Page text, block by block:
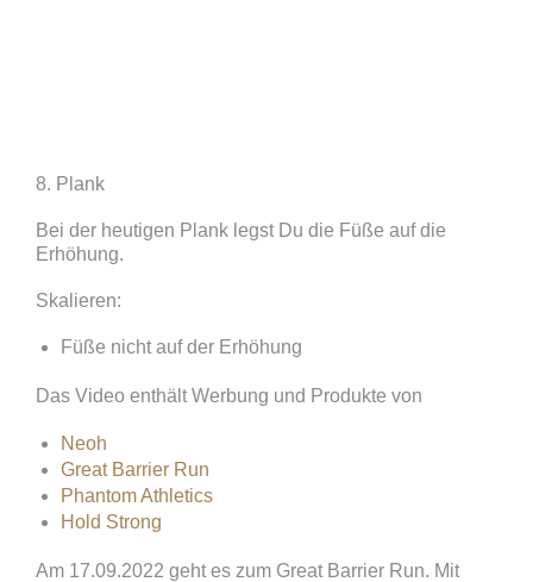
8. Plank
Bei der heutigen Plank legst Du die Füße auf die
Erhöhung.
Skalieren:
Füße nicht auf der Erhöhung
Das Video enthält Werbung und Produkte von
Neoh
Great Barrier Run
Phantom Athletics
Hold Strong
Am 17.09.2022 geht es zum Great Barrier Run. Mit